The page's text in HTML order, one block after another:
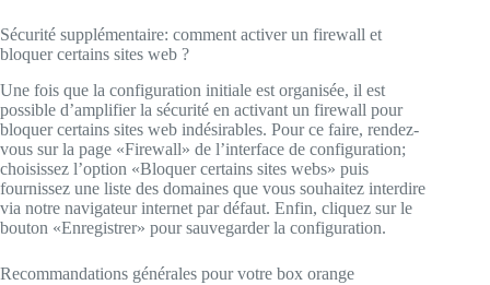
Sécurité supplémentaire: comment activer un firewall et
bloquer certains sites web ?
Une fois que la configuration initiale est organisée, il est
possible d’amplifier la sécurité en activant un firewall pour
bloquer certains sites web indésirables. Pour ce faire, rendez-
vous sur la page «Firewall» de l’interface de configuration;
choisissez l’option «Bloquer certains sites webs» puis
fournissez une liste des domaines que vous souhaitez interdire
via notre navigateur internet par défaut. Enfin, cliquez sur le
bouton «Enregistrer» pour sauvegarder la configuration.
Recommandations générales pour votre box orange